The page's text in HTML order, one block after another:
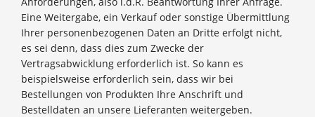
Eine Weitergabe, ein Verkauf oder sonstige Übermittlung
Ihrer personenbezogenen Daten an Dritte erfolgt nicht,
es sei denn, dass dies zum Zwecke der
Vertragsabwicklung erforderlich ist. So kann es
beispielsweise erforderlich sein, dass wir bei
Bestellungen von Produkten Ihre Anschrift und
Bestelldaten an unsere Lieferanten weitergeben.